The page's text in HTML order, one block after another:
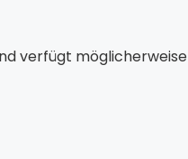
verfügt möglicherweise